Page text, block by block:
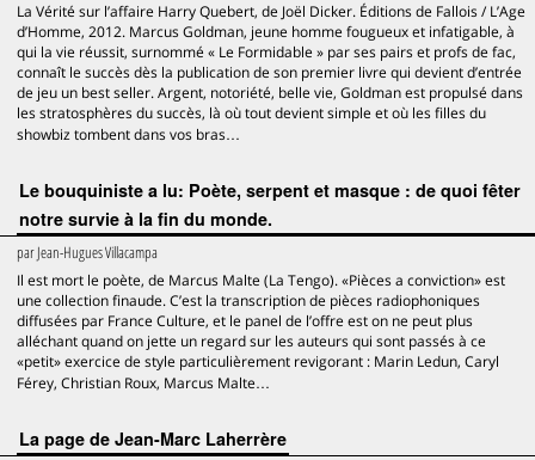
La Vérité sur l’affaire Harry Quebert, de Joël Dicker. Éditions de Fallois / L’Age
d’Homme, 2012. Marcus Goldman, jeune homme fougueux et infatigable, à
qui la vie réussit, surnommé « Le Formidable » par ses pairs et profs de fac,
connaît le succès dès la publication de son premier livre qui devient d’entrée
de jeu un best seller. Argent, notoriété, belle vie, Goldman est propulsé dans
les stratosphères du succès, là où tout devient simple et où les filles du
showbiz tombent dans vos bras…
Le bouquiniste a lu: Poète, serpent et masque : de quoi fêter
notre survie à la fin du monde.
parJean-Hugues Villacampa
Il est mort le poète, de Marcus Malte (La Tengo). «Pièces a conviction» est
une collection finaude. C’est la transcription de pièces radiophoniques
diffusées par France Culture, et le panel de l’offre est on ne peut plus
alléchant quand on jette un regard sur les auteurs qui sont passés à ce
«petit» exercice de style particulièrement revigorant : Marin Ledun, Caryl
Férey, Christian Roux, Marcus Malte…
La page de Jean-Marc Laherrère